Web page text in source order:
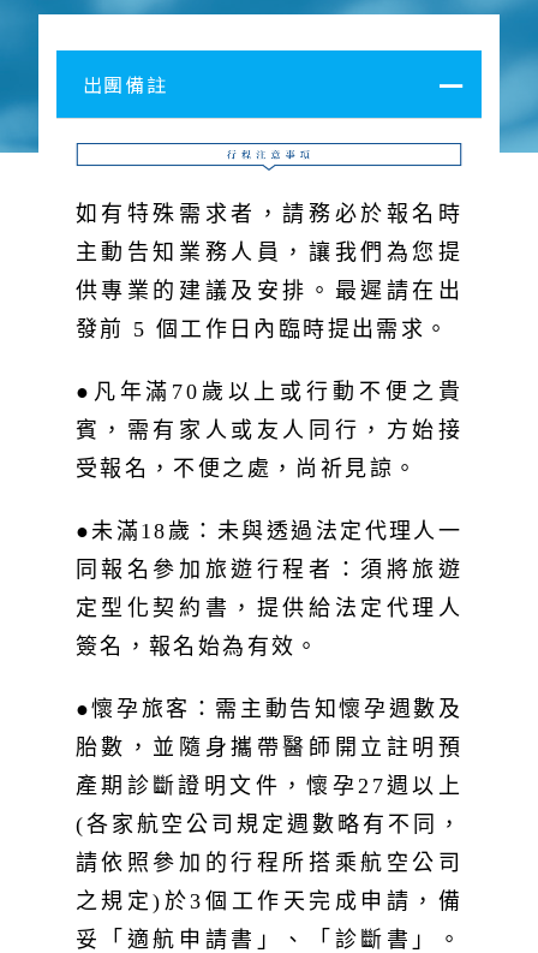
出團備註
如有特殊需求者，請務必於報名時
主動告知業務人員，讓我們為您提
供專業的建議及安排。最遲請在出
發前 5 個工作日內臨時提出需求。
●凡年滿70歲以上或行動不便之貴
賓，需有家人或友人同行，方始接
受報名，不便之處，尚祈見諒。
●未滿18歲：未與透過法定代理人一
同報名參加旅遊行程者：須將旅遊
定型化契約書，提供給法定代理人
簽名，報名始為有效。
●懷孕旅客：需主動告知懷孕週數及
胎數，並隨身攜帶醫師開立註明預
產期診斷證明文件，懷孕27週以上
(各家航空公司規定週數略有不同，
請依照參加的行程所搭乘航空公司
之規定)於3個工作天完成申請，備
妥「適航申請書」、「診斷書」。